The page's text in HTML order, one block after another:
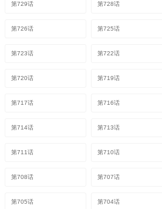
第729话 第728话
第726话 第725话
第723话 第722话
第720话 第719话
第717话 第716话
第714话 第713话
第711话 第710话
第708话 第707话
第705话 第704话